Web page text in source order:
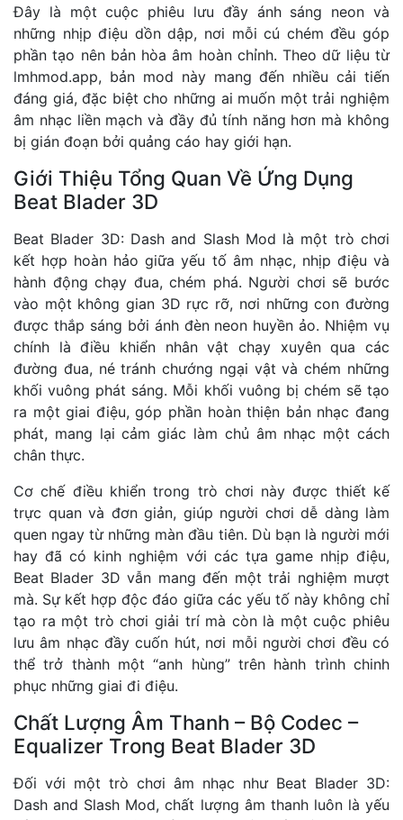
Đây là một cuộc phiêu lưu đầy ánh sáng neon và
những nhịp điệu dồn dập, nơi mỗi cú chém đều góp
phần tạo nên bản hòa âm hoàn chỉnh. Theo dữ liệu từ
lmhmod.app, bản mod này mang đến nhiều cải tiến
đáng giá, đặc biệt cho những ai muốn một trải nghiệm
âm nhạc liền mạch và đầy đủ tính năng hơn mà không
bị gián đoạn bởi quảng cáo hay giới hạn.
Giới Thiệu Tổng Quan Về Ứng Dụng
Beat Blader 3D
Beat Blader 3D: Dash and Slash Mod là một trò chơi
kết hợp hoàn hảo giữa yếu tố âm nhạc, nhịp điệu và
hành động chạy đua, chém phá. Người chơi sẽ bước
vào một không gian 3D rực rỡ, nơi những con đường
được thắp sáng bởi ánh đèn neon huyền ảo. Nhiệm vụ
chính là điều khiển nhân vật chạy xuyên qua các
đường đua, né tránh chướng ngại vật và chém những
khối vuông phát sáng. Mỗi khối vuông bị chém sẽ tạo
ra một giai điệu, góp phần hoàn thiện bản nhạc đang
phát, mang lại cảm giác làm chủ âm nhạc một cách
chân thực.
Cơ chế điều khiển trong trò chơi này được thiết kế
trực quan và đơn giản, giúp người chơi dễ dàng làm
quen ngay từ những màn đầu tiên. Dù bạn là người mới
hay đã có kinh nghiệm với các tựa game nhịp điệu,
Beat Blader 3D vẫn mang đến một trải nghiệm mượt
mà. Sự kết hợp độc đáo giữa các yếu tố này không chỉ
tạo ra một trò chơi giải trí mà còn là một cuộc phiêu
lưu âm nhạc đầy cuốn hút, nơi mỗi người chơi đều có
thể trở thành một “anh hùng” trên hành trình chinh
phục những giai đi điệu.
Chất Lượng Âm Thanh – Bộ Codec –
Equalizer Trong Beat Blader 3D
Đối với một trò chơi âm nhạc như Beat Blader 3D:
Dash and Slash Mod, chất lượng âm thanh luôn là yếu